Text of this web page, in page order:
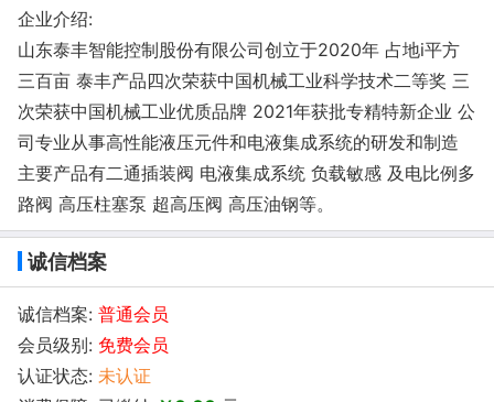
企业介绍:
山东泰丰智能控制股份有限公司创立于2020年 占地i平方
三百亩 泰丰产品四次荣获中国机械工业科学技术二等奖 三
次荣获中国机械工业优质品牌 2021年获批专精特新企业 公
司专业从事高性能液压元件和电液集成系统的研发和制造
主要产品有二通插装阀 电液集成系统 负载敏感 及电比例多
路阀 高压柱塞泵 超高压阀 高压油钢等。
诚信档案
诚信档案: 普通会员
会员级别: 免费会员
认证状态: 未认证